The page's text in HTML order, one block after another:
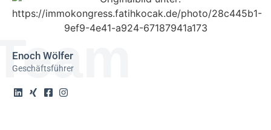
Enoch Wölfer
Geschäftsführer